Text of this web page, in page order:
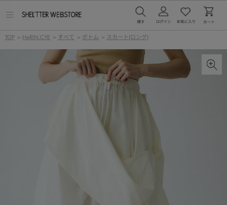
ー
TOP > HeRIN.CYE > すべて > ボトム > スカート(ロング)